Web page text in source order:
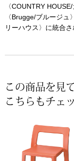
Miss Kyouko／ミス
〈COUNTRY
〈Brugge/ブルージ
リーハウス〉に統合さ
この商品を見
こちらもチェ